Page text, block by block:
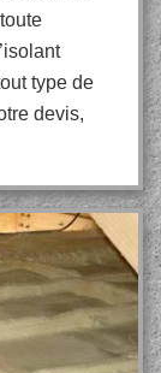
type de
devis,